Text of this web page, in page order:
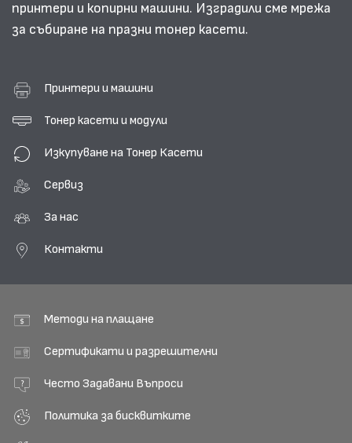
принтери и копирни машини. Изградили сме мрежа
за събиране на празни тонер касети.
Принтери и машини
Тонер касети и модули
Изкупуване на Тонер Касети
Сервиз
За нас
Контакти
Методи на плащане
Сертификати и разрешителни
Често Задавани Въпроси
Политика за бисквитките